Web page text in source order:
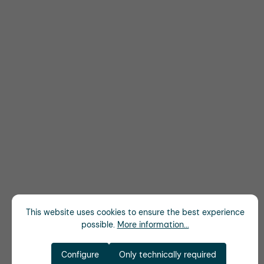
This website uses cookies to ensure the best experience
possible. More information...
Only technically required
Configure